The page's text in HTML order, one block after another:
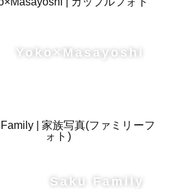
Yoko×Masayoshi
Saku Family